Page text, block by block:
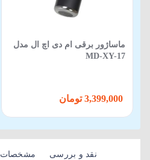
ماساژور برقی ام دی اچ ال مدل
MD-XY-17
نقد و بررسی مشخصات